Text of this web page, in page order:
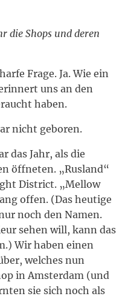
die Shops und deren
Frage. Ja. Wie ein
uns an den
haben.
nicht geboren.
das Jahr, als die
öffneten. „Rusland“
District. „Mellow
offen. (Das heutige
noch den Namen.
sehen will, kann das
Wir haben einen
welches nun
in Amsterdam (und
sie sich noch als